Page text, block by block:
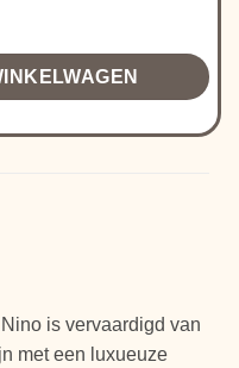
is vervaardigd van
met een luxueuze